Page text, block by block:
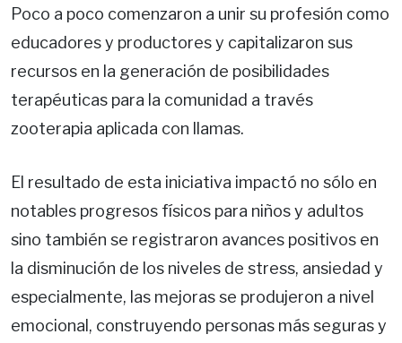
Poco a poco comenzaron a unir su profesión como
educadores y productores y capitalizaron sus
recursos en la generación de posibilidades
terapéuticas para la comunidad a través
zooterapia aplicada con llamas.
El resultado de esta iniciativa impactó no sólo en
notables progresos físicos para niños y adultos
sino también se registraron avances positivos en
la disminución de los niveles de stress, ansiedad y
especialmente, las mejoras se produjeron a nivel
emocional, construyendo personas más seguras y